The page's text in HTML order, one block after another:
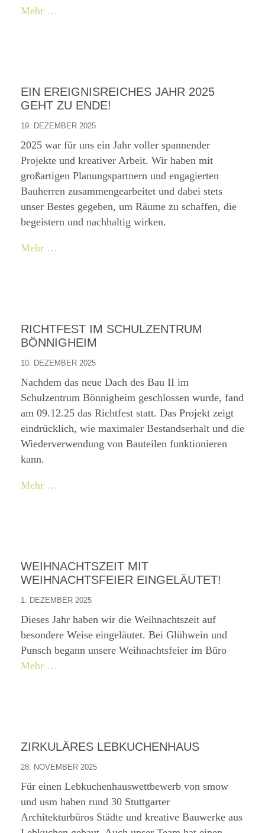
Mehr …
EIN EREIGNISREICHES JAHR 2025
GEHT ZU ENDE!
19. DEZEMBER 2025
2025 war für uns ein Jahr voller spannender
Projekte und kreativer Arbeit. Wir haben mit
großartigen Planungspartnern und engagierten
Bauherren zusammengearbeitet und dabei stets
unser Bestes gegeben, um Räume zu schaffen, die
begeistern und nachhaltig wirken.
Mehr …
RICHTFEST IM SCHULZENTRUM
BÖNNIGHEIM
10. DEZEMBER 2025
Nachdem das neue Dach des Bau II im
Schulzentrum Bönnigheim geschlossen wurde, fand
am 09.12.25 das Richtfest statt. Das Projekt zeigt
eindrücklich, wie maximaler Bestandserhalt und die
Wiederverwendung von Bauteilen funktionieren
kann.
Mehr …
WEIHNACHTSZEIT MIT
WEIHNACHTSFEIER EINGELÄUTET!
1. DEZEMBER 2025
Dieses Jahr haben wir die Weihnachtszeit auf
besondere Weise eingeläutet. Bei Glühwein und
Punsch begann unsere Weihnachtsfeier im Büro
Mehr …
ZIRKULÄRES LEBKUCHENHAUS
28. NOVEMBER 2025
Für einen Lebkuchenhauswettbewerb von smow
und usm haben rund 30 Stuttgarter
Architekturbüros Städte und kreative Bauwerke aus